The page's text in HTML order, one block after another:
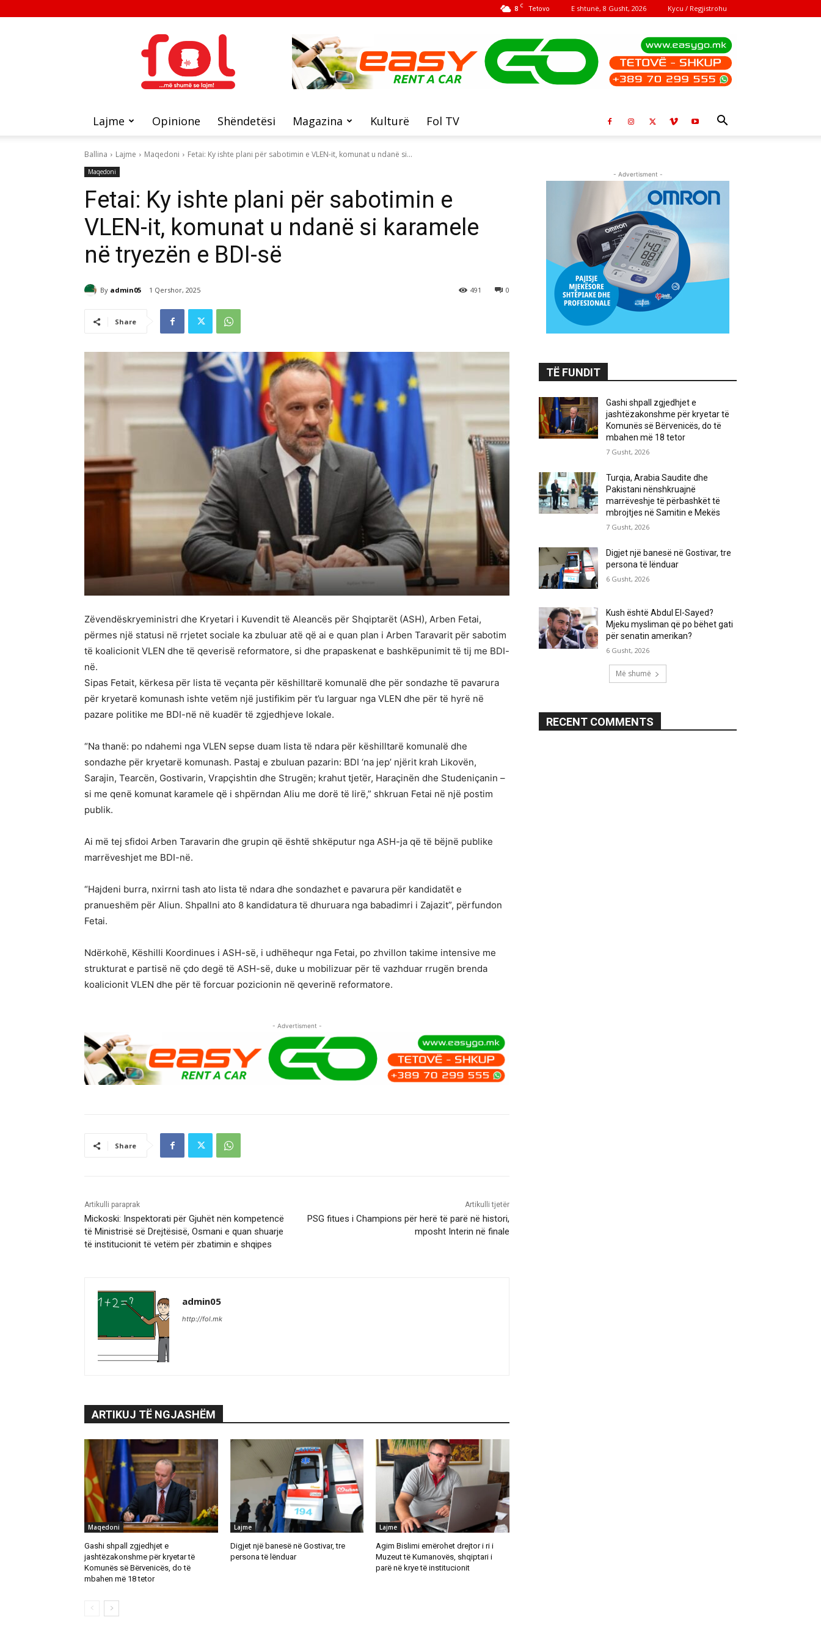
8 C Tetovo E shtunë, 8 Gusht, 2026 Kycu / Regjistrohu
FOL
Lajme Opinione Shëndetësi Magazina Kulturë Fol TV
Ballina Lajme Maqedoni Fetai: Ky ishte plani për sabotimin e VLEN-it, komunat u ndanë si...
Maqedoni
Fetai: Ky ishte plani për sabotimin e
VLEN-it, komunat u ndanë si karamele
në tryezën e BDI-së
By admin05 1 Qershor, 2025 0
491
Share
Zëvendëskryeministri dhe Kryetari i Kuvendit të Aleancës për Shqiptarët (ASH), Arben Fetai,
përmes një statusi në rrjetet sociale ka zbuluar atë që ai e quan plan i Arben Taravarit për sabotim
të koalicionit VLEN dhe të qeverisë reformatore, si dhe prapaskenat e bashkëpunimit të tij me BDI-
në.
Sipas Fetait, kërkesa për lista të veçanta për këshilltarë komunalë dhe për sondazhe të pavarura
për kryetarë komunash ishte vetëm një justifikim për t’u larguar nga VLEN dhe për të hyrë në
pazare politike me BDI-në në kuadër të zgjedhjeve lokale.
“Na thanë: po ndahemi nga VLEN sepse duam lista të ndara për këshilltarë komunalë dhe
sondazhe për kryetarë komunash. Pastaj e zbuluan pazarin: BDI ‘na jep’ njërit krah Likovën,
Sarajin, Tearcën, Gostivarin, Vrapçishtin dhe Strugën; krahut tjetër, Haraçinën dhe Studeniçanin –
si me qenë komunat karamele që i shpërndan Aliu me dorë të lirë,” shkruan Fetai në një postim
publik.
Ai më tej sfidoi Arben Taravarin dhe grupin që është shkëputur nga ASH-ja që të bëjnë publike
marrëveshjet me BDI-në.
“Hajdeni burra, nxirrni tash ato lista të ndara dhe sondazhet e pavarura për kandidatët e
pranueshëm për Aliun. Shpallni ato 8 kandidatura të dhuruara nga babadimri i Zajazit”, përfundon
Fetai.
Ndërkohë, Këshilli Koordinues i ASH-së, i udhëhequr nga Fetai, po zhvillon takime intensive me
strukturat e partisë në çdo degë të ASH-së, duke u mobilizuar për të vazhduar rrugën brenda
koalicionit VLEN dhe për të forcuar pozicionin në qeverinë reformatore.
- Advertisment -
Share
Artikulli paraprak
Mickoski: Inspektorati për Gjuhët nën kompetencë
të Ministrisë së Drejtësisë, Osmani e quan shuarje
të institucionit të vetëm për zbatimin e shqipes
Artikulli tjetër
PSG fitues i Champions për herë të parë në histori,
mposht Interin në finale
admin05
http://fol.mk
ARTIKUJ TË NGJASHËM
Maqedoni
Gashi shpall zgjedhjet e
jashtëzakonshme për kryetar të
Komunës së Bërvenicës, do të
mbahen më 18 tetor
Lajme
Digjet një banesë në Gostivar, tre
persona të lënduar
Lajme
Agim Bislimi emërohet drejtor i ri i
Muzeut të Kumanovës, shqiptari i
parë në krye të institucionit
- Advertisment -
TË FUNDIT
Gashi shpall zgjedhjet e
jashtëzakonshme për kryetar të
Komunës së Bërvenicës, do të
mbahen më 18 tetor
7 Gusht, 2026
Turqia, Arabia Saudite dhe
Pakistani nënshkruajnë
marrëveshje të përbashkët të
mbrojtjes në Samitin e Mekës
7 Gusht, 2026
Digjet një banesë në Gostivar, tre
persona të lënduar
6 Gusht, 2026
Kush është Abdul El-Sayed?
Mjeku mysliman që po bëhet gati
për senatin amerikan?
6 Gusht, 2026
Më shumë
RECENT COMMENTS